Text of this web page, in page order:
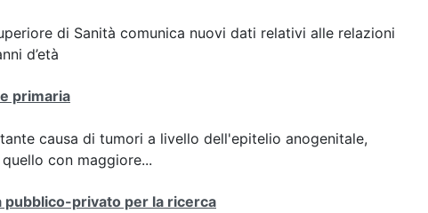
di Sanità comunica nuovi dati relativi alle relazioni
d’età
primaria
causa di tumori a livello dell'epitelio anogenitale,
con maggiore...
pubblico-privato per la ricerca